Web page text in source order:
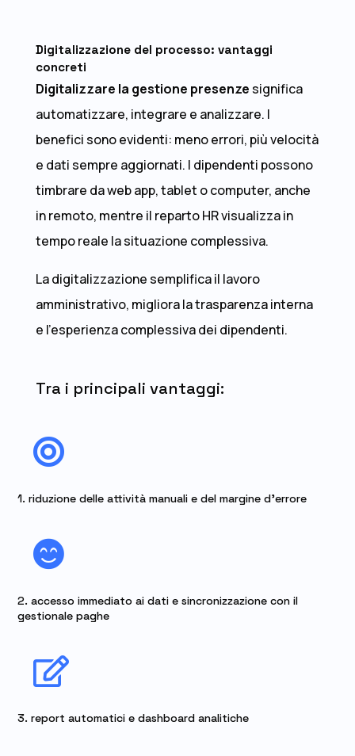
Digitalizzazione del processo: vantaggi
concreti
Digitalizzare la gestione presenzesignifica
automatizzare, integrare e analizzare. I
benefici sono evidenti: meno errori, più velocità
e dati sempre aggiornati. I dipendenti possono
timbrare da web app, tablet o computer, anche
in remoto, mentre il reparto HR visualizza in
tempo reale la situazione complessiva.
La digitalizzazione semplifica il lavoro
amministrativo, migliora la trasparenza interna
e l’esperienza complessiva dei dipendenti.
Tra i principali vantaggi:

1. riduzione delle attività manuali e del margine d’errore

2. accesso immediato ai dati e sincronizzazione con il
gestionale paghe

3. report automatici e dashboard analitiche